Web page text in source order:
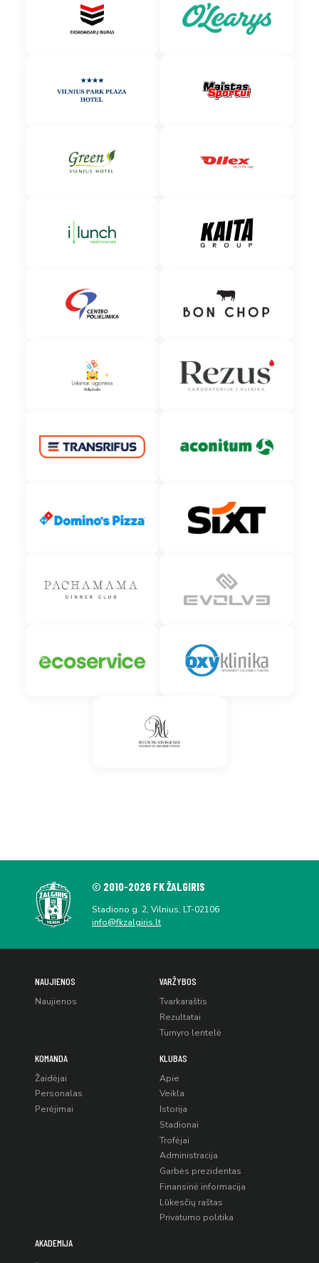
© 2010-2026 FK ŽALGIRIS
Stadiono g. 2, Vilnius, LT-02106
info@fkzalgiris.lt
NAUJIENOS
Naujienos
VARŽYBOS
Tvarkaraštis
Rezultatai
Turnyro lentelė
KOMANDA
Žaidėjai
Personalas
Perėjimai
KLUBAS
Apie
Veikla
Istorija
Stadionai
Trofėjai
Administracija
Garbės prezidentas
Finansinė informacija
Lūkesčių raštas
Privatumo politika
AKADEMIJA